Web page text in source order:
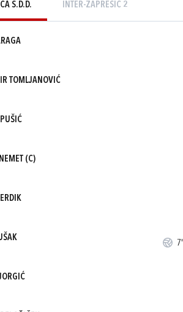
S.D.D. INTER-ZAPREŠIĆ 2
TOMLJANOVIĆ
(C)
7'